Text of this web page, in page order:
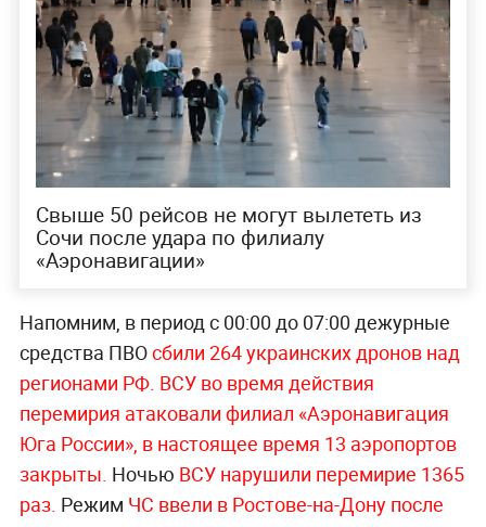
Свыше 50 рейсов не могут вылететь из
Сочи после удара по филиалу
«Аэронавигации»
Напомним, в период с 00:00 до 07:00 дежурные
средства ПВОсбили 264 украинских дронов над
регионами РФ. ВСУ во время действия
перемирия атаковали филиал «Аэронавигация
Юга России», в настоящее время 13 аэропортов
закрыты. Ночью ВСУ нарушили перемирие 1365
раз. Режим ЧС ввели в Ростове-на-Дону после